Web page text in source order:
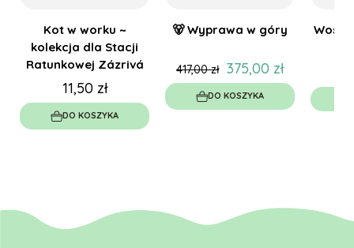
Kot w worku ~
kolekcja dla Stacji
Ratunkowej Zázrivá
11,50 zł
DO KOSZYKA
🐻 Wyprawa w góry
417,00 zł 375,00 zł
DO KOSZYKA